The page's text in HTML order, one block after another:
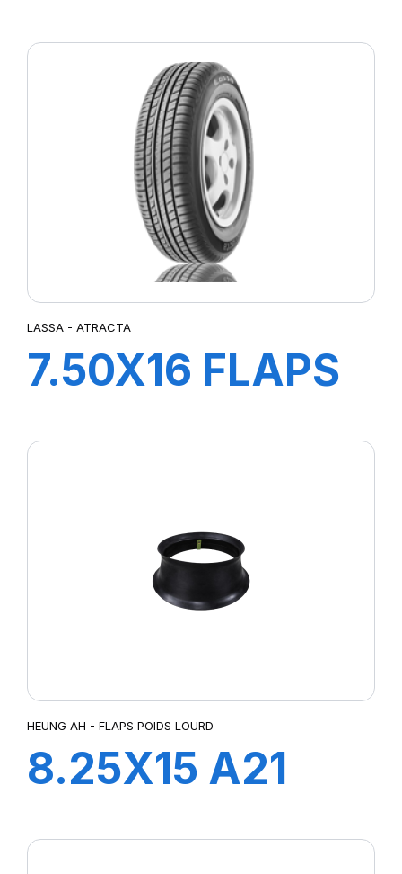
LASSA - ATRACTA
7.50X16 FLAPS
HEUNG AH - FLAPS POIDS LOURD
8.25X15 A21